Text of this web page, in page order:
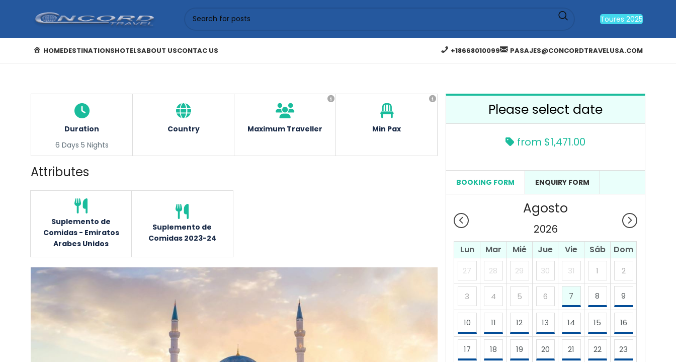
Toures 2025
HOMEDESTINATIONSHOTELSABOUT USCONTAC US +18668010099 PASAJES@CONCORDTRAVELUSA.COM
Duration
6 Days 5 Nights
Country Maximum Traveller Min Pax
Attributes
Suplemento de
Comidas - Emiratos
Arabes Unidos
Suplemento de
Comidas 2023-24
Please select date
from $1,471.00
BOOKING FORM ENQUIRY FORM
Agosto
2026
Lun Mar Mié Jue Vie Sáb Dom
27 28 29 30 31 1 2
3 4 5 6 7 8 9
10 11 12 13 14 15 16
17 18 19 20 21 22 23